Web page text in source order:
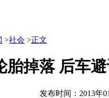
>社会 >正文
胎掉落 后车
发布时间：2013年